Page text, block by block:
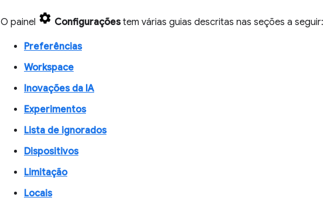
O painel Configuraçõestem várias guias descritas nas seções a seguir:
Preferências
Workspace
Inovações da IA
Experimentos
Lista de ignorados
Dispositivos
Limitação
Locais